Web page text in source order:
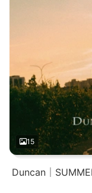
15
Duncan｜